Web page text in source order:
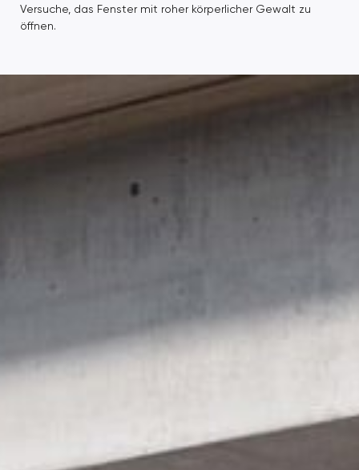
Versuche, das Fenster mit roher körperlicher Gewalt zu
öffnen.